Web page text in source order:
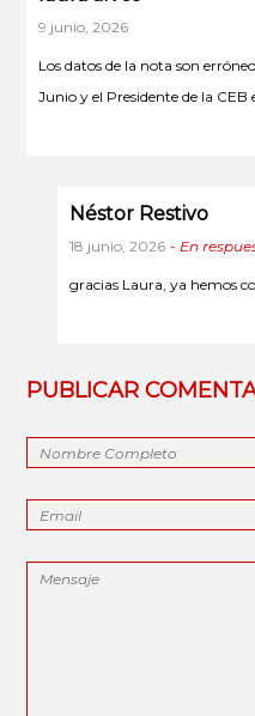
9 junio, 2026
Los datos de la nota son
Junio y el Presidente de la CEB
Néstor Restivo
18 junio, 2026 - En
gracias Laura, ya hemos
PUBLICAR